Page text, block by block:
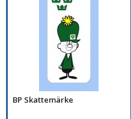
BP Skattemärke